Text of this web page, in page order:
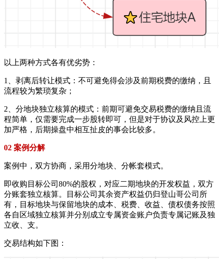
以上两种方式各有优劣势：
1、剥离后转让模式：不可避免得会涉及前期税费的缴纳，且
流程较为繁琐复杂；
2、分地块独立核算的模式：前期可避免交易税费的缴纳且流
程简单，仅需要完成一步股转即可，但是对于协议及风控上更
加严格，后期操盘中相互扯皮的事会比较多。
02 案例分解
案例中，双方协商，采用分地块、分帐套模式。
即收购目标公司80%的股权，对应二期地块的开发权益，双方
分账套独立核算。目标公司其余资产权益仍归登山哥公司所
有，目标地块与保留地块的成本、税费、收益、债权债务按照
各自区域独立核算并分别成立专属资金账户负责专属记账及独
立收、支。
交易结构如下图：